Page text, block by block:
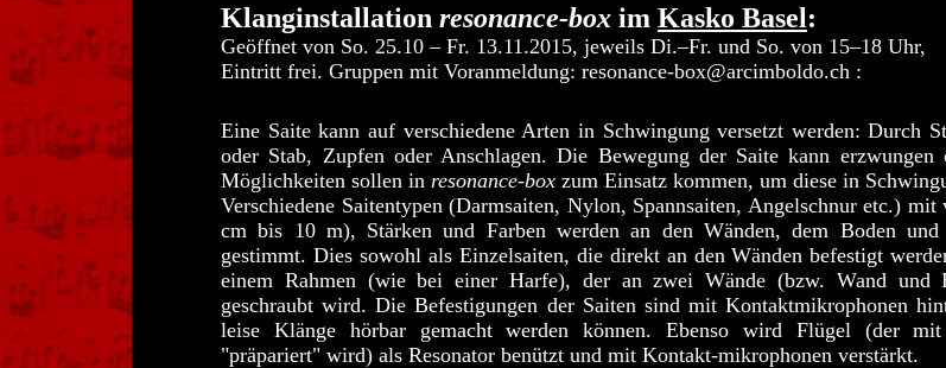
Klanginstallation resonance-box im Kasko Basel:
Geöffnet von So. 25.10 – Fr. 13.11.2015, jeweils Di.–Fr. und So. von 15–18 Uhr,
Eintritt frei. Gruppen mit Voranmeldung: resonance-box@arcimboldo.ch :
Eine Saite kann auf verschiedene Arten in Schwingung versetzt werden: Durch
oder Stab, Zupfen oder Anschlagen. Die Bewegung der Saite kann
Möglichkeiten sollen in resonance-box zum Einsatz kommen, um diese in
Verschiedene Saitentypen (Darmsaiten, Nylon, Spannsaiten, Angelschnur etc.) mit
cm bis 10 m), Stärken und Farben werden an den Wänden, dem Boden
gestimmt. Dies sowohl als Einzelsaiten, die direkt an den Wänden befestigt
einem Rahmen (wie bei einer Harfe), der an zwei Wände (bzw. Wand und
geschraubt wird. Die Befestigungen der Saiten sind mit Kontaktmikrophonen
leise Klänge hörbar gemacht werden können. Ebenso wird Flügel (der mit
"präpariert" wird) als Resonator benützt und mit Kontakt-mikrophonen verstärkt.